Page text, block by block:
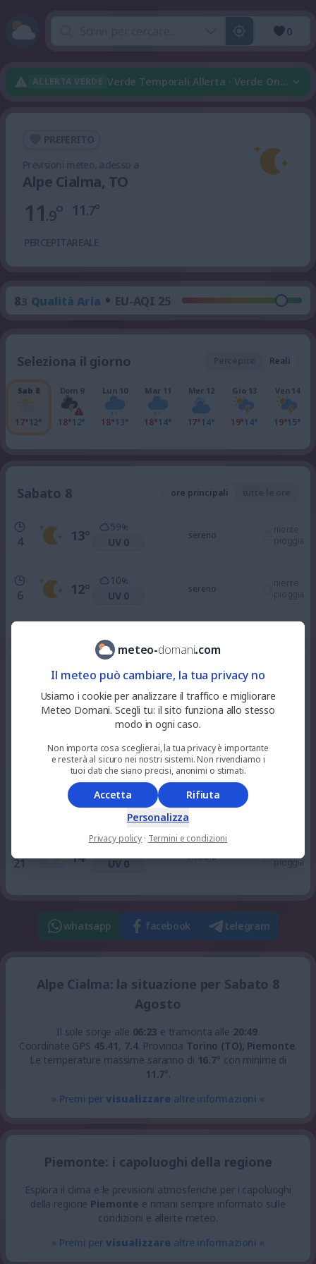
0
ALLERTA VERDE Verde Temporali Allerta · Verde Onda Di
Alpe Cialma, TO
11.9°
PERCEPITA
11.7°
REALE
8.3 Qualità Aria • EU-AQI 25
Seleziona il giorno Reali
Sab 8
17°12°
Dom 9
18°12°
Lun 10
18°13°
Mar 11
18°14°
Mer 12
17°14°
Gio 13
19°14°
Ven 14
19°15°
Sabato 8 ore principali
4 13°
59%
UV 0
sereno
niente
pioggia
6 12°
10%
UV 0
sereno
niente
pioggia
UV 2
15° UV 6
parzialmente nuvoloso
pioggia
16° UV 7
parzialmente nuvoloso
17°
92%
UV 3
parzialmente nuvoloso
21 14°
59
UV 0
nebbia
pioggia
whatsapp facebook telegram
Alpe Cialma: la situazione per Sabato 8
Agosto
Il sole sorge alle 06:23 e tramonta alle 20:49.
Coordinate GPS 45.41, 7.4. Provincia Torino (TO), Piemonte.
Le temperature massime saranno di 16.7° con minime di
11.7°.
» Premi pervisualizzare altre informazioni «
Piemonte: i capoluoghi della regione
Esplora il clima e le previsioni atmosferiche per i capoluoghi
della regione Piemonte e rimani sempre informato sulle
condizioni e allerte meteo.
» Premi pervisualizzare altre informazioni «
meteo-domani.com
Il meteo può cambiare, la tua privacy no
Usiamo i cookie per analizzare il traffico e migliorare
Meteo Domani. Scegli tu: il sito funziona allo stesso
modo in ogni caso.
Non importa cosa sceglierai, la tua privacy è importante
e resterà al sicuro nei nostri sistemi. Non rivendiamo i
tuoi dati che siano precisi, anonimi o stimati.
Accetta
Rifiuta
Personalizza
Privacy policy · Termini e condizioni